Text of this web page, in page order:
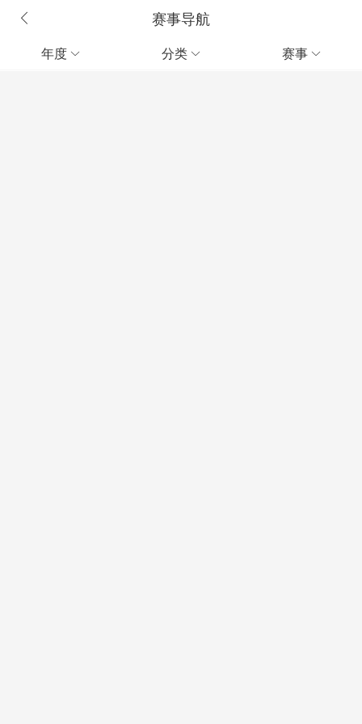
赛事导航
年度  分类  赛事 